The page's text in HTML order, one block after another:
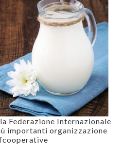
Federazione Internazionale
importanti organizzazione